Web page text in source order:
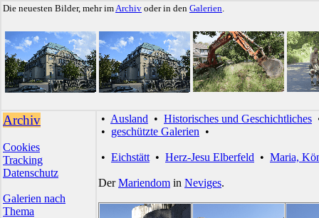
Die neuesten Bilder, mehr imArchiv oder in den Galerien.
Archiv
Cookies
Tracking
Datenschutz
Galerien nach
Thema
• Ausland • Historisches und Geschichtliches
• geschützte Galerien •
• Eichstätt • Herz-Jesu Elberfeld • Maria,
DerMariendom in Neviges.